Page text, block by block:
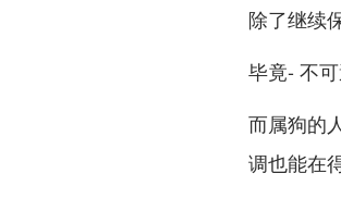
除了继续
毕竟- 不
而属狗的
调也能在